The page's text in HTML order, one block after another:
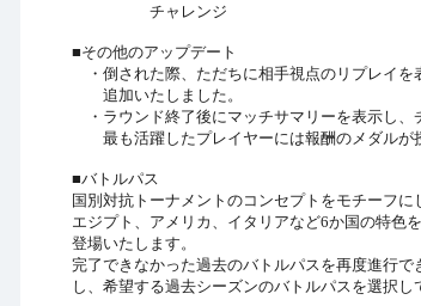
チャレンジ
■その他のアップデート
・倒された際、ただちに相手視点のリプレイを
追加いたしました。
・ラウンド終了後にマッチサマリーを表示し、
最も活躍したプレイヤーには報酬のメダルが授
■バトルパス
国別対抗トーナメントのコンセプトをモチーフに
エジプト、アメリカ、イタリアなど6か国の特色
登場いたします。
完了できなかった過去のバトルパスを再度進行で
し、希望する過去シーズンのバトルパスを選択し